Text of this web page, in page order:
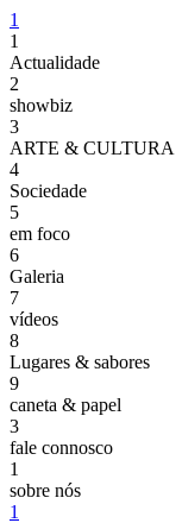
1
1
Actualidade
2
showbiz
3
ARTE & CULTURA
4
Sociedade
5
em foco
6
Galeria
7
vídeos
8
Lugares & sabores
9
caneta & papel
3
fale connosco
1
sobre nós
1